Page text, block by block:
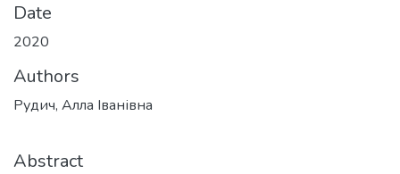
Date
2020
Authors
Рудич, Алла Іванівна
Abstract